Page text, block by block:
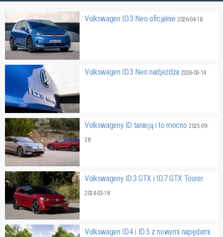
Volkswagen ID.3 Neo oficjalnie2026-04-18
Volkswagen ID.3 Neo nadjeżdża 2026-03-14
Volkswageny ID tanieją i to mocno2025-09-
28
Volkswageny ID.3 GTX i ID.7 GTX Tourer
2024-03-18
Volkswagen ID.4 i ID.5 z nowymi napędami